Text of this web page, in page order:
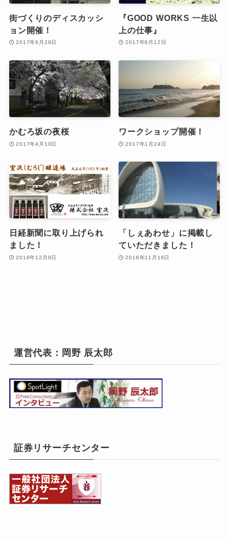
街づくりのディスカッシ
ョン開催！
2017年6月29日
『GOOD WORKS 一生以
上の仕事』
2017年6月12日
かむろ坂の夜桜
2017年4月10日
ワークショップ開催！
2017年1月24日
日経新聞に取り上げられ
ました！
2016年12月9日
「しぇあわせ」に掲載し
ていただきました！
2016年11月16日
運営代表：岡野 辰太郎
証券リサーチセンター